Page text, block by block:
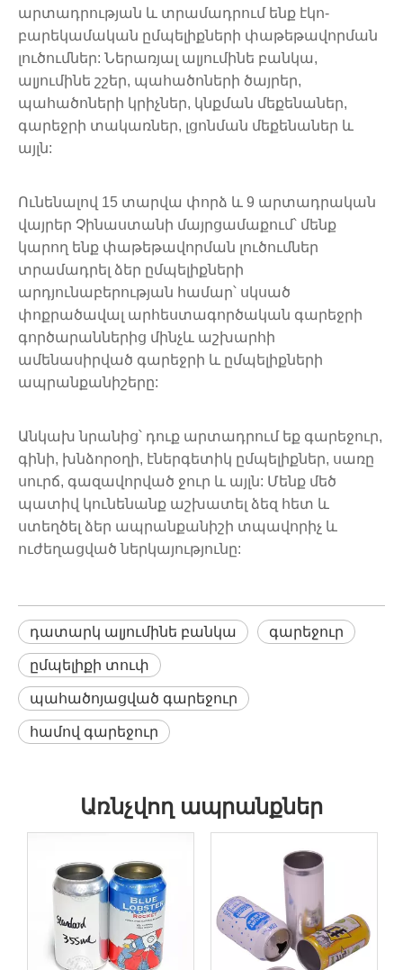
արտադրության և տրամադրում ենք էկո-
բարեկամական ըմպելիքների փաթեթավորման
լուծումներ: Ներառյալ ալյումինե բանկա,
ալյումինե շշեր, պահածոների ծայրեր,
պահածոների կրիչներ, կնքման մեքենաներ,
գարեջրի տակառներ, լցոնման մեքենաներ և
այլն:
Ունենալով 15 տարվա փորձ և 9 արտադրական
վայրեր Չինաստանի մայրցամաքում՝ մենք
կարող ենք փաթեթավորման լուծումներ
տրամադրել ձեր ըմպելիքների
արդյունաբերության համար՝ սկսած
փոքրածավալ արհեստագործական գարեջրի
գործարաններից մինչև աշխարհի
ամենասիրված գարեջրի և ըմպելիքների
ապրանքանիշերը:
Անկախ նրանից՝ դուք արտադրում եք գարեջուր,
գինի, խնձորօղի, էներգետիկ ըմպելիքներ, սառը
սուրճ, գազավորված ջուր և այլն: Մենք մեծ
պատիվ կունենանք աշխատել ձեզ հետ և
ստեղծել ձեր ապրանքանիշի տպավորիչ և
ուժեղացված ներկայությունը:
դատարկ ալյումինե բանկա գարեջուր
ըմպելիքի տուփ
պահածոյացված գարեջուր
համով գարեջուր
Առնչվող ապրանքներ